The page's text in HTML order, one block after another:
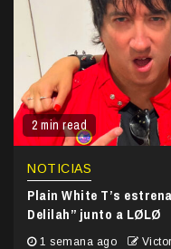
2 min read
NOTICIAS
Plain White T’s
Delilah” junto a LØLØ
1 semana ago